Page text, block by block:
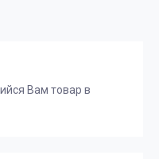
Вам товар в